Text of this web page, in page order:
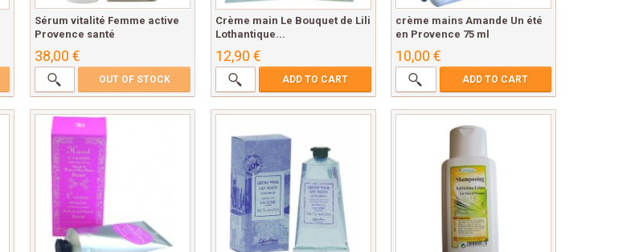
Sérum vitalité Femme active
Provence santé
38,00 €
OUT OF STOCK
Crème main Le Bouquet de Lili
Lothantique...
12,90 €
ADD TO CART
crème mains Amande Un été
en Provence 75 ml
10,00 €
ADD TO CART